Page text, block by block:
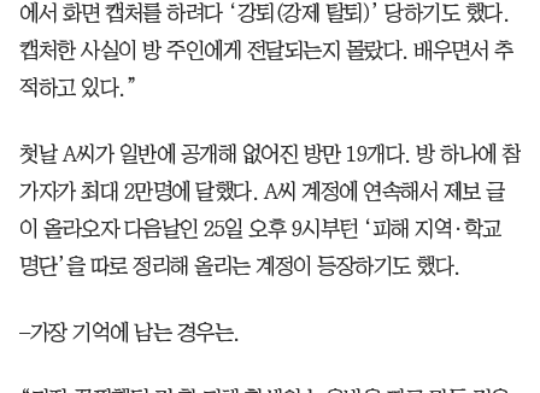
에서 화면 캡처를 하려다 ‘강퇴(강제 탈퇴)’ 당하기도 했다.
캡처한 사실이 방 주인에게 전달되는지 몰랐다. 배우면서 추
적하고 있다.”
첫날 A씨가 일반에 공개해 없어진 방만 19개다. 방 하나에 참
가자가 최대 2만명에 달했다. A씨 계정에 연속해서 제보 글
이 올라오자 다음날인 25일 오후 9시부턴 ‘피해 지역·학교
명단’을 따로 정리해 올리는 계정이 등장하기도 했다.
–가장 기억에 남는 경우는.